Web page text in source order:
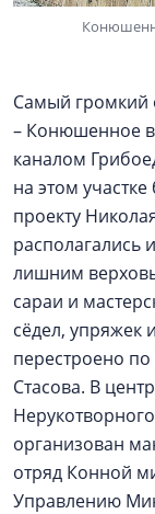
Самый громкий
– Конюшенное
каналом
на этом
проекту
располагались
лишним
сараи и
сёдел, упряжек
перестроено по
Стасова. В
организован
отряд Конной
Управлению